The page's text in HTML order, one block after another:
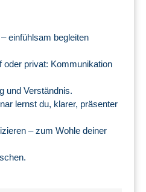
einfühlsam begleiten
oder privat: Kommunikation
und Verständnis.
lernst du, klarer, präsenter
– zum Wohle deiner